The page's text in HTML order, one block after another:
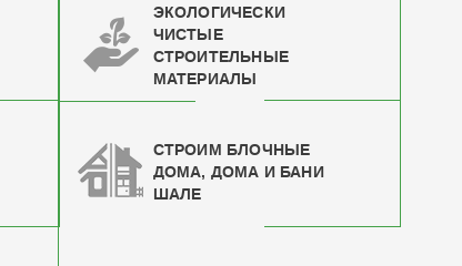
ЭКОЛОГИЧЕСКИ
ЧИСТЫЕ
СТРОИТЕЛЬНЫЕ
МАТЕРИАЛЫ
СТРОИМ БЛОЧНЫЕ
ДОМА, ДОМА И БАНИ
ШАЛЕ